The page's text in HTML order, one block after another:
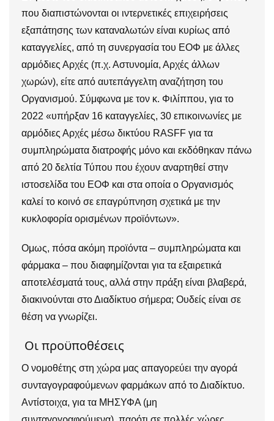
που διαπιστώνονται οι ιντερνετικές επιχειρήσεις
εξαπάτησης των καταναλωτών είναι κυρίως από
καταγγελίες, από τη συνεργασία του ΕΟΦ με άλλες
αρμόδιες Αρχές (π.χ. Αστυνομία, Αρχές άλλων
χωρών), είτε από αυτεπάγγελτη αναζήτηση του
Οργανισμού. Σύμφωνα με τον κ. Φιλίππου, για το
2022 «υπήρξαν 16 καταγγελίες, 30 επικοινωνίες με
αρμόδιες Αρχές μέσω δικτύου RASFF για τα
συμπληρώματα διατροφής μόνο και εκδόθηκαν πάνω
από 20 δελτία Τύπου που έχουν αναρτηθεί στην
ιστοσελίδα του ΕΟΦ και στα οποία ο Οργανισμός
καλεί το κοινό σε επαγρύπνηση σχετικά με την
κυκλοφορία ορισμένων προϊόντων».
Ομως, πόσα ακόμη προϊόντα – συμπληρώματα και
φάρμακα – που διαφημίζονται για τα εξαιρετικά
αποτελέσματά τους, αλλά στην πράξη είναι βλαβερά,
διακινούνται στο Διαδίκτυο σήμερα; Ουδείς είναι σε
θέση να γνωρίζει.
Οι προϋποθέσεις
Ο νομοθέτης στη χώρα μας απαγορεύει την αγορά
συνταγογραφούμενων φαρμάκων από το Διαδίκτυο.
Αντίστοιχα, για τα ΜΗΣΥΦΑ (μη